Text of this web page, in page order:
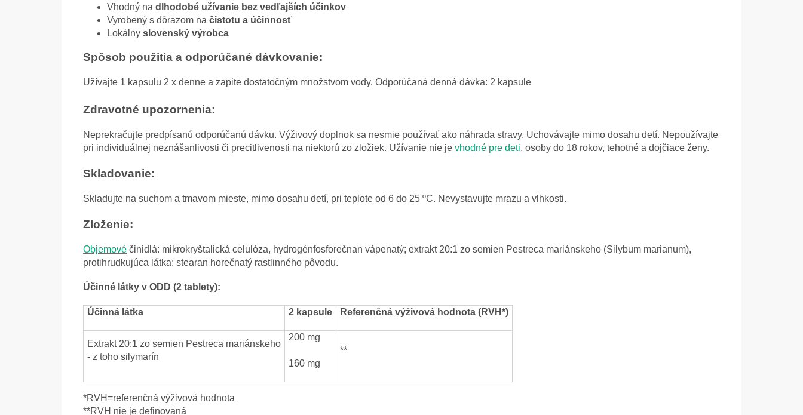
Vhodný na dlhodobé užívanie bez vedľajších účinkov
Vyrobený s dôrazom na čistotu a účinnosť
Lokálny slovenský výrobca
Spôsob použitia a odporúčané dávkovanie:
Užívajte 1 kapsulu 2 x denne a zapite dostatočným množstvom vody. Odporúčaná denná dávka: 2 kapsule
Zdravotné upozornenia:
Neprekračujte predpísanú odporúčanú dávku. Výživový doplnok sa nesmie používať ako náhrada stravy. Uchovávajte mimo dosahu detí. Nepoužívajte
pri individuálnej neznášanlivosti či precitlivenosti na niektorú zo zložiek. Užívanie nie je vhodné pre deti, osoby do 18 rokov, tehotné a dojčiace ženy.
Skladovanie:
Skladujte na suchom a tmavom mieste, mimo dosahu detí, pri teplote od 6 do 25 ºC. Nevystavujte mrazu a vlhkosti.
Zloženie:
Objemové činidlá: mikrokryštalická celulóza, hydrogénfosforečnan vápenatý; extrakt 20:1 zo semien Pestreca mariánskeho (Silybum marianum),
protihrudkujúca látka: stearan horečnatý rastlinného pôvodu.
Účinné látky v ODD (2 tablety):
Účinná látka 2 kapsule Referenčná výživová hodnota (RVH*)
Extrakt 20:1 zo semien Pestreca mariánskeho
- z toho silymarín
200 mg
160 mg
**
*RVH=referenčná výživová hodnota
**RVH nie je definovaná